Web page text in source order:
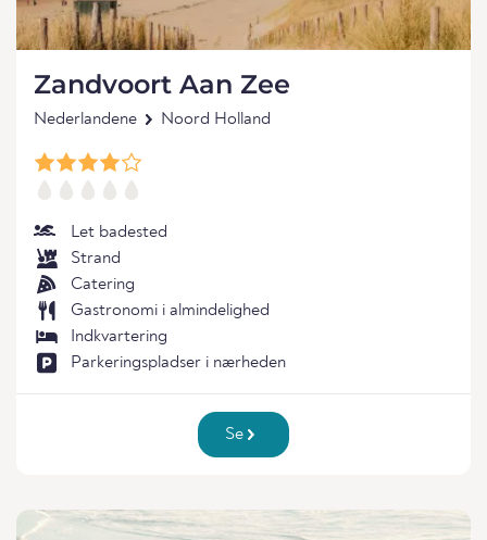
Zandvoort Aan Zee
Nederlandene Noord Holland
Let badested
Strand
Catering
Gastronomi i almindelighed
Indkvartering
Parkeringspladser i nærheden
Se